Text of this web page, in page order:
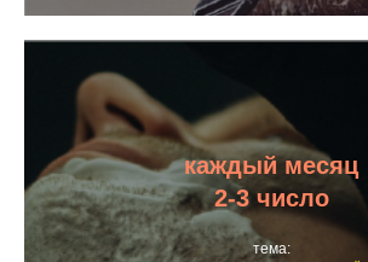
каждый месяц
2-3 число
тема: